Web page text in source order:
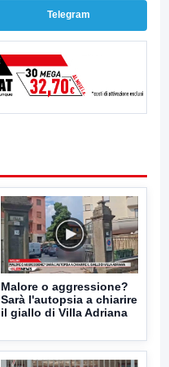
Telegram
Malore o aggressione?
Sarà l'autopsia a chiarire
il giallo di Villa Adriana